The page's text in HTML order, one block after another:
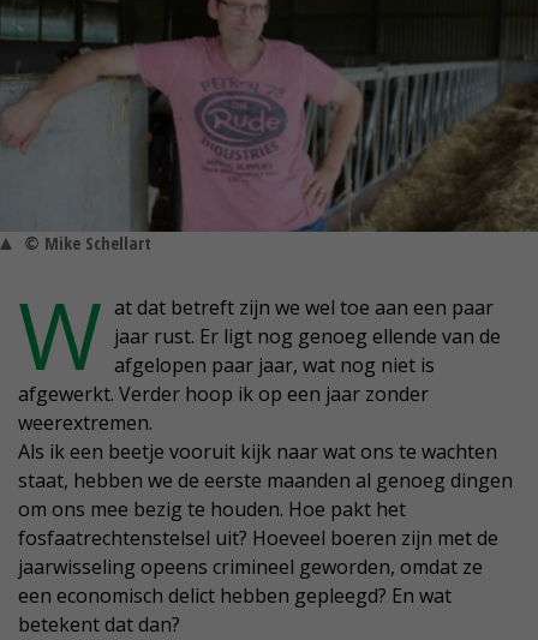
© Mike Schellart
W at dat betreft zijn we wel toe aan een paar
jaar rust. Er ligt nog genoeg ellende van de
afgelopen paar jaar, wat nog niet is
afgewerkt. Verder hoop ik op een jaar zonder
weerextremen.
Als ik een beetje vooruit kijk naar wat ons te wachten
staat, hebben we de eerste maanden al genoeg dingen
om ons mee bezig te houden. Hoe pakt het
fosfaatrechtenstelsel uit? Hoeveel boeren zijn met de
jaarwisseling opeens crimineel geworden, omdat ze
een economisch delict hebben gepleegd? En wat
betekent dat dan?